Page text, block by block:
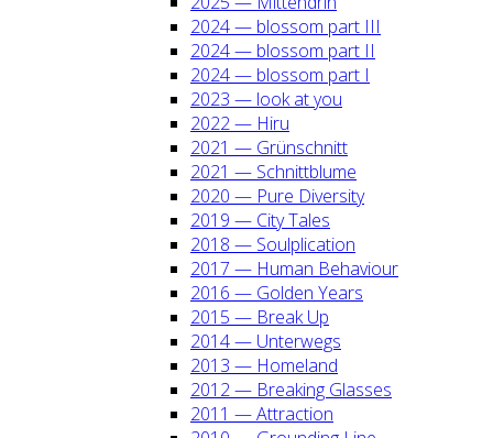
2024 — blos­som part III
2024 — blos­som part II
2024 — blos­som part I
2023 — look at you
2022 — Hiru
2021 — Grün­schnitt
2021 — Schnitt­blu­me
2020 — Pure Diver­si­ty
2019 — City Tales
2018 — Soul­pli­ca­ti­on
2017 — Human Beha­viour
2016 — Gol­den Years
2015 — Break Up
2014 — Unter­wegs
2013 — Home­land
2012 — Brea­king Glas­ses
2011 — Attrac­tion